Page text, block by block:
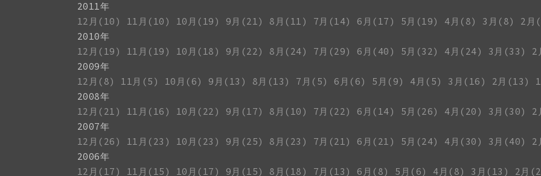
2011年
12月(10)
11月(10) 10月(19) 9月(21) 8月(11) 7月(14) 6月(17) 5月(19) 4月(8) 3月(8) 2月
2010年
12月(19)
11月(19) 10月(18) 9月(22) 8月(24) 7月(29) 6月(40) 5月(32) 4月(24) 3月(33) 2
2009年
12月(8)
11月(5) 10月(6) 9月(13) 8月(13) 7月(5) 6月(6) 5月(9) 4月(5) 3月(16) 2月(13)
2008年
12月(21)
11月(16) 10月(22) 9月(17) 8月(10) 7月(22) 6月(14) 5月(26) 4月(20) 3月(30) 2
2007年
12月(26)
11月(23) 10月(23) 9月(25) 8月(23) 7月(21) 6月(21) 5月(24) 4月(30) 3月(40) 2
2006年
12月(17)
11月(15) 10月(17) 9月(15) 8月(18) 7月(13) 6月(8) 5月(6) 4月(8) 3月(13) 2月